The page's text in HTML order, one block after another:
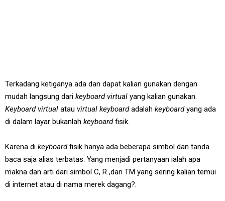
Terkadang ketiganya ada dan dapat kalian gunakan dengan
mudah langsung dari keyboard virtual yang kalian gunakan.
Keyboard virtual atau virtual keyboardadalah keyboardyang ada
di dalam layar bukanlah keyboardfisik.
Karena di keyboardfisik hanya ada beberapa simbol dan tanda
baca saja alias terbatas. Yang menjadi pertanyaan ialah apa
makna dan arti dari simbol C, R ,dan TM yang sering kalian temui
di internet atau di nama merek dagang?.